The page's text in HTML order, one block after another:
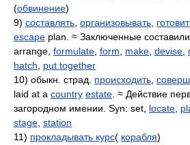
(обвинение)
9) составлять организовывать
escape plan. ≈ Заключенные составили
arrange, formulate form make devise
hatch
put together
10) обыкн. страд. происходить
laid at a country estate . ≈ Действие
загородном имении. Syn: set, locate
stage station
11) прокладывать курс( корабля)